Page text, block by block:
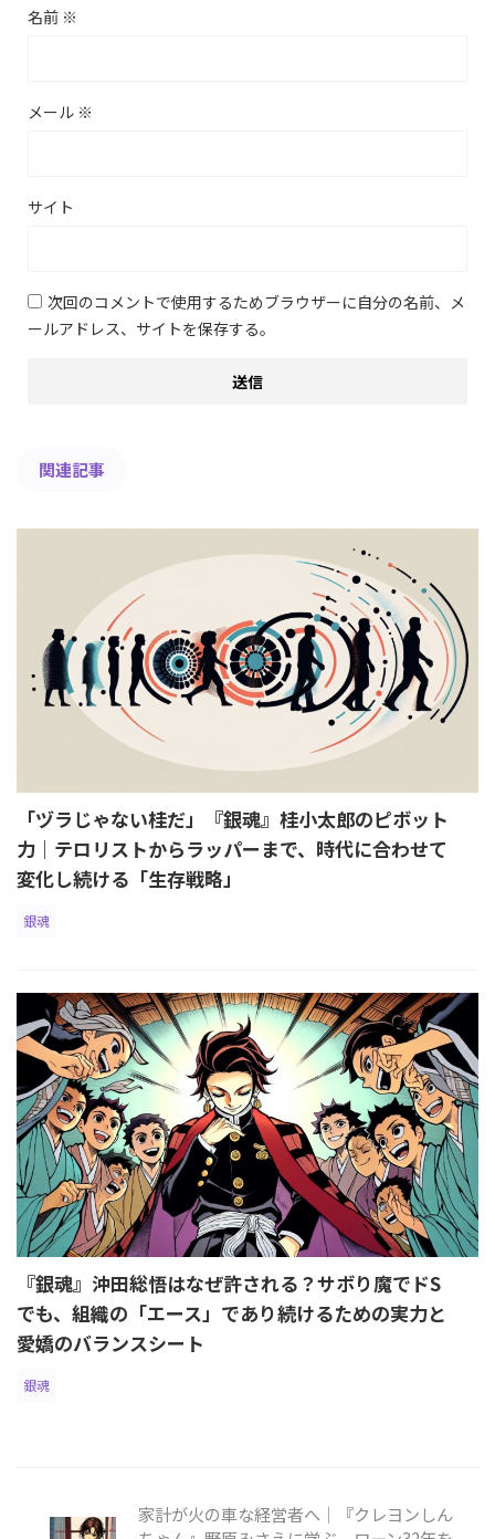
名前 ※
メール ※
サイト
次回のコメントで使用するためブラウザーに自分の名前、メ
ールアドレス、サイトを保存する。
関連記事
「ヅラじゃない桂だ」『銀魂』桂小太郎のピボット
力｜テロリストからラッパーまで、時代に合わせて
変化し続ける「生存戦略」
銀魂
『銀魂』沖田総悟はなぜ許される？サボり魔でドS
でも、組織の「エース」であり続けるための実力と
愛嬌のバランスシート
銀魂
家計が火の車な経営者へ｜『クレヨンしん